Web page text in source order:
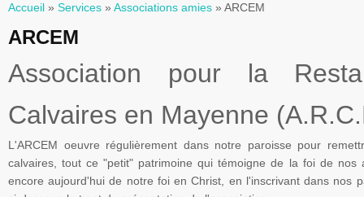
Vous êtes ici
Accueil » Services » Associations amies » ARCEM
ARCEM
Association pour la
Calvaires en Mayenne
L'ARCEM oeuvre régulièrement dans notre paroisse pour
calvaires, tout ce "petit" patrimoine qui témoigne de la foi de nos
encore aujourd'hui de notre foi en Christ, en l'inscrivant dans nos